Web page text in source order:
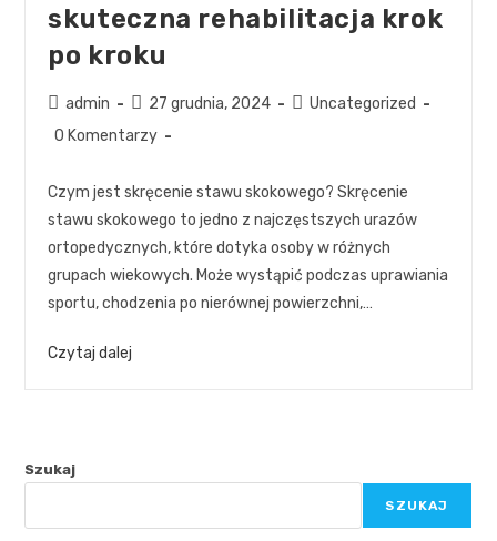
skuteczna rehabilitacja krok
po kroku
admin 27 grudnia, 2024
Uncategorized
0 Komentarzy
Czym jest skręcenie stawu skokowego? Skręcenie
stawu skokowego to jedno z najczęstszych urazów
ortopedycznych, które dotyka osoby w różnych
grupach wiekowych. Może wystąpić podczas uprawiania
sportu, chodzenia po nierównej powierzchni,…
Czytaj dalej
Szukaj
SZUKAJ